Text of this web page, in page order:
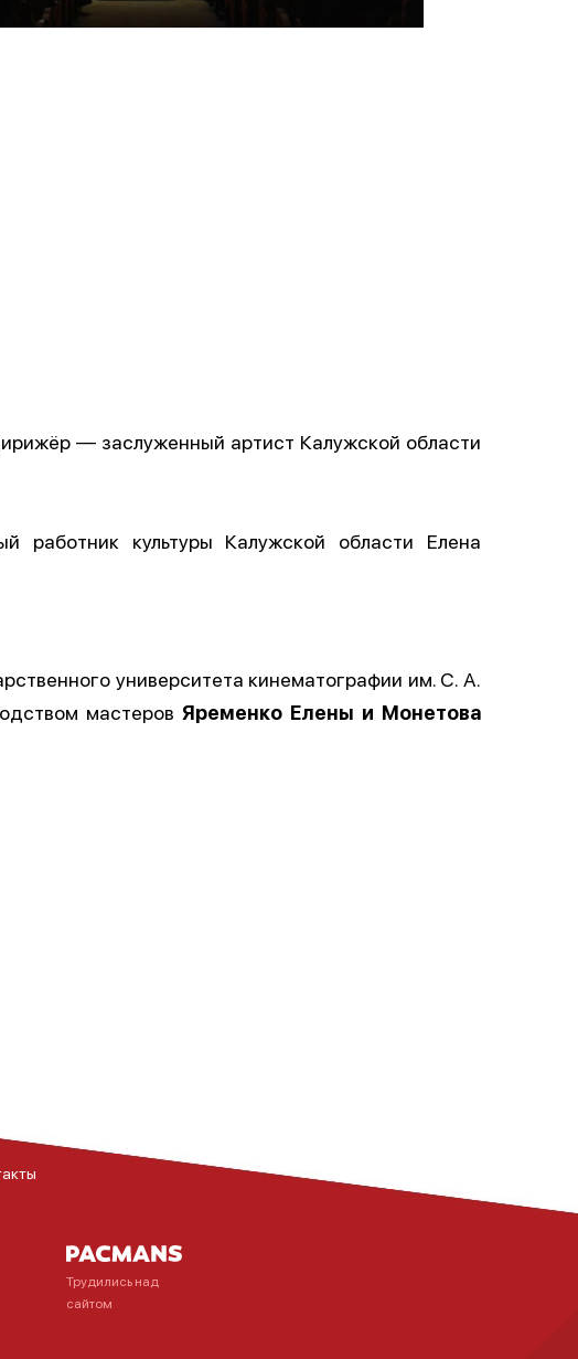
— заслуженный артист Калужской области
работник культуры Калужской области Елена
университета кинематографии им. С. А.
мастеров Яременко Елены и Монетова
Трудились над
сайтом